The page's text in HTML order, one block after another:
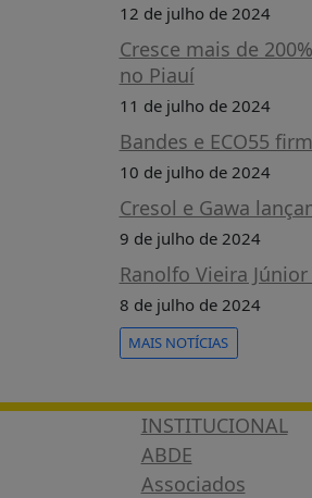
12 de julho de 2024
Cresce mais de
no Piauí
11 de julho de 2024
Bandes e ECO55
10 de julho de 2024
Cresol e Gawa
9 de julho de 2024
Ranolfo Vieira
8 de julho de 2024
MAIS NOTÍCIAS
INSTITUCIONAL
ABDE
Associados